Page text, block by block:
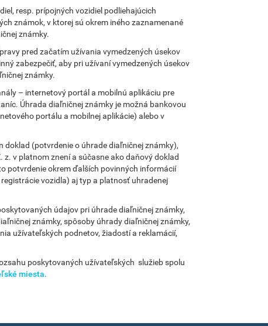
resp. prípojných vozidiel podliehajúcich
známok, v ktorej sú okrem iného zaznamenané
známky.
pred začatím užívania vymedzených úsekov
zabezpečiť, aby pri užívaní vymedzených úsekov
známky.
– internetový portál a mobilnú aplikáciu pre
Úhrada diaľničnej známky je možná bankovou
portálu a mobilnej aplikácie) alebo v
doklad (potvrdenie o úhrade diaľničnej známky),
v platnom znení a súčasne ako daňový doklad
potvrdenie okrem ďalších povinných informácií
vozidla) aj typ a platnosť uhradenej
údajov pri úhrade diaľničnej známky,
známky, spôsoby úhrady diaľničnej známky,
užívateľských podnetov, žiadostí a reklamácií,
poskytovaných užívateľských služieb spolu
miesta.